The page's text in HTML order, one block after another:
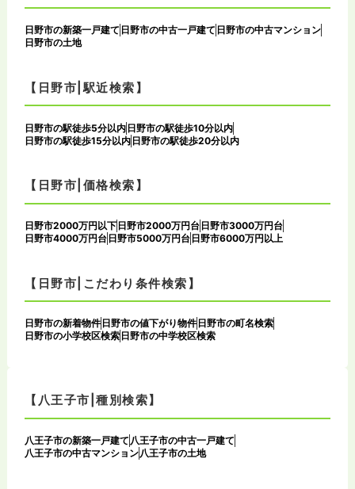
日野市の新築一戸建て 日野市の中古一戸建て 日野市の中古マンション
日野市の土地
【日野市|駅近検索】
日野市の駅徒歩5分以内日野市の駅徒歩10分以内
日野市の駅徒歩15分以内日野市の駅徒歩20分以内
【日野市|価格検索】
日野市2000万円以下 日野市2000万円台 日野市3000万円台
日野市4000万円台 日野市5000万円台 日野市6000万円以上
【日野市|こだわり条件検索】
日野市の新着物件 日野市の値下がり物件 日野市の町名検索
日野市の小学校区検索 日野市の中学校区検索
【八王子市|種別検索】
八王子市の新築一戸建て 八王子市の中古一戸建て
八王子市の中古マンション 八王子市の土地